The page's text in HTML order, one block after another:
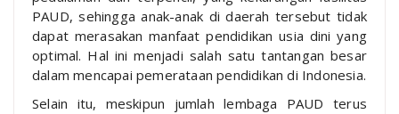
PAUD, sehingga anak-anak di daerah tersebut tidak
dapat merasakan manfaat pendidikan usia dini yang
optimal. Hal ini menjadi salah satu tantangan besar
dalam mencapai pemerataan pendidikan di Indonesia.
Selain itu, meskipun jumlah lembaga PAUD terus